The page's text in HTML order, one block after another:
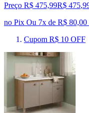
Preço R$ 475,99R$ 475,
no Pix Ou 7x de R$ 80,00
Cupom R$ 10 OFF